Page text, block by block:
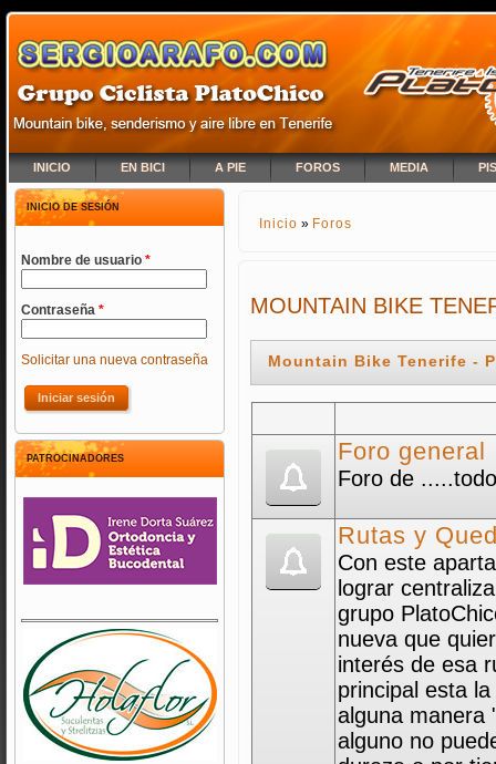
INICIO EN BICI A PIE FOROS MEDIA
INICIO DE SESIÓN
Nombre de usuario *
Contraseña *
Solicitar una nueva contraseña
PATROCINADORES
SE ENCUENTRA USTED
Inicio » Foros
MOUNTAIN BIKE
Mountain Bike Tenerife -
Foro general
Foro de
Rutas y
Con este
lograr
grupo
nueva que
interés de esa
principal esta
alguna manera
alguno no